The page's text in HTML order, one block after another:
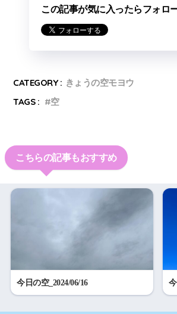
この記事が気に入ったらフォロ
CATEGORY : きょうの空モヨウ
TAGS :
空
こちらの記事もおすすめ
今日の空_2024/06/16